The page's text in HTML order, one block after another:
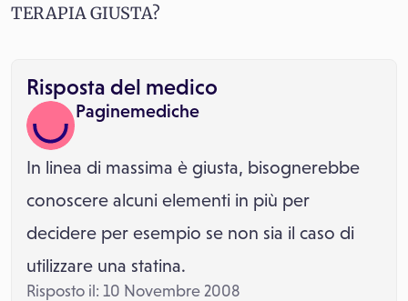
TERAPIA GIUSTA?
Risposta del medico
Paginemediche
In linea di massima è giusta, bisognerebbe
conoscere alcuni elementi in più per
decidere per esempio se non sia il caso di
utilizzare una statina.
Risposto il: 10 Novembre 2008